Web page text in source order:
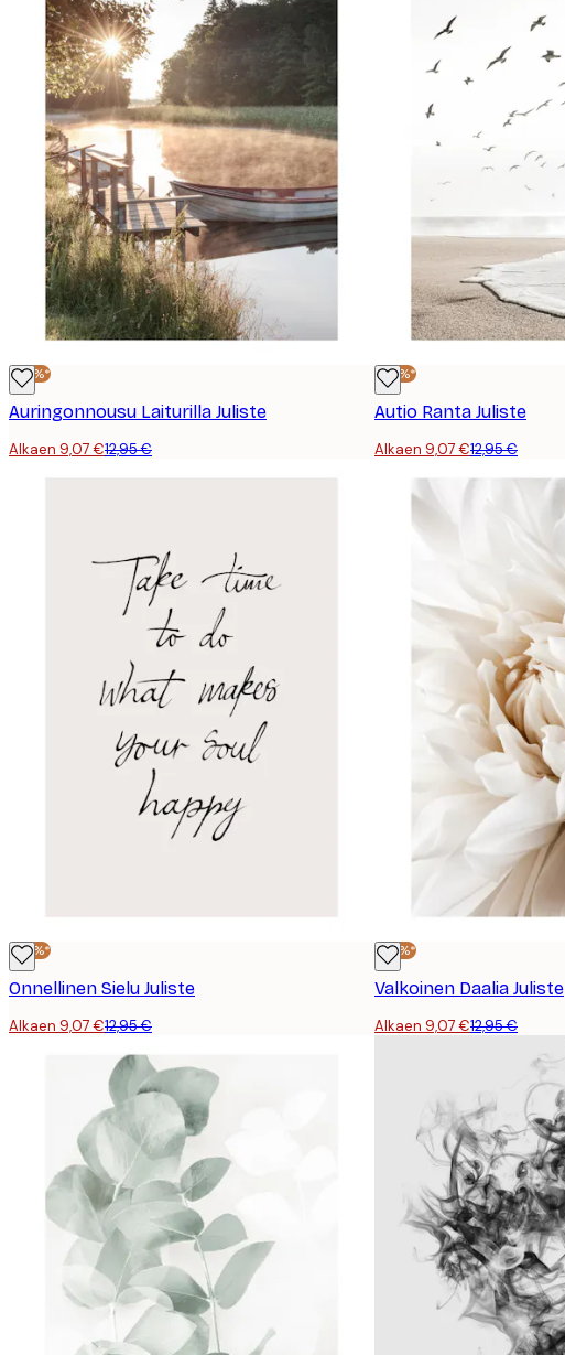
-30%*
Auringonnousu Laiturilla Juliste
Alkaen 9,07 €12,95 €
-30%*
Autio Ranta Juliste
Alkaen 9,07 €12,95 €
-30%*
Onnellinen Sielu Juliste
Alkaen 9,07 €12,95 €
-30%*
Valkoinen Daalia Juliste
Alkaen 9,07 €12,95 €